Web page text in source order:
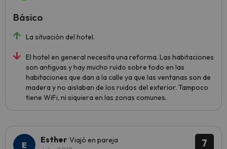
La situación del hotel.
El hotel en general necesita una reforma. Las habitaciones
son antiguas y hay mucho ruido sobre todo en las
habitaciones que dan a la calle ya que las ventanas son de
madera y no aislaban de los ruidos del exterior. Tampoco
tiene WiFi, ni siquiera en las zonas comunes.
Básico
7
Esther Viajó en pareja